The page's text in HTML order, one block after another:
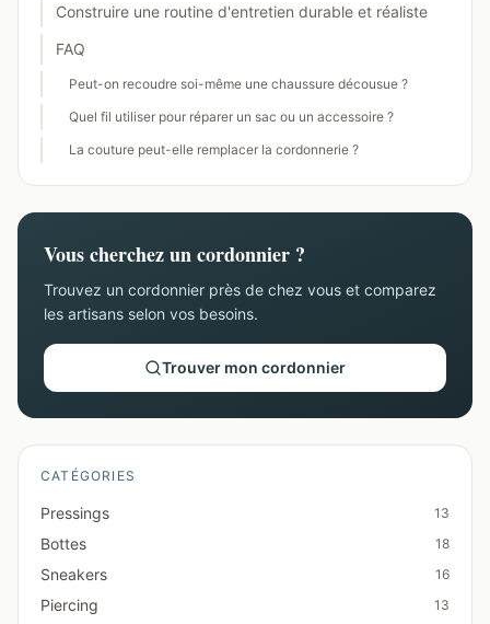
Construire une routine d'entretien durable et réaliste
FAQ
Peut-on recoudre soi-même une chaussure décousue ?
Quel fil utiliser pour réparer un sac ou un accessoire ?
La couture peut-elle remplacer la cordonnerie ?
Vous cherchez un cordonnier ?
Trouvez un cordonnier près de chez vous et comparez
les artisans selon vos besoins.
Trouver mon cordonnier
CATÉGORIES
Pressings 13
Bottes 18
Sneakers 16
Piercing 13